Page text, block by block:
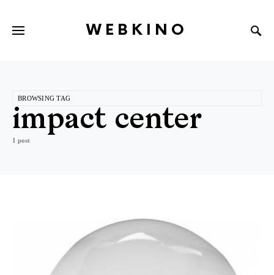
WEBKINO
BROWSING TAG
impact center
1 post